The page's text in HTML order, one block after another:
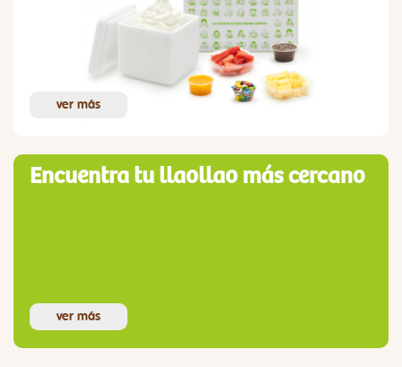
ver más
Encuentra tu llaollao más cercano
ver más